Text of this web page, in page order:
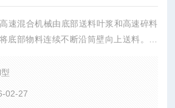
速混合机械由底部送料叶浆和高速碎料
底部物料连续不断沿筒壁向上送料。高
将物料混合均匀的目的。
02-27